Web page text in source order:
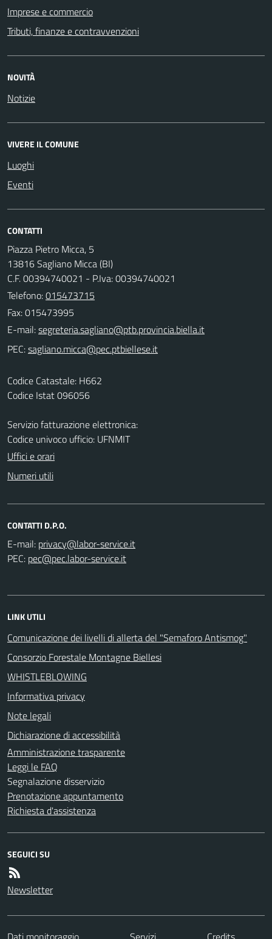
Imprese e commercio
Tributi, finanze e contravvenzioni
NOVITÀ
Notizie
VIVERE IL COMUNE
Luoghi
Eventi
CONTATTI
Piazza Pietro Micca, 5
13816 Sagliano Micca (BI)
C.F. 00394740021 - P.Iva: 00394740021
Telefono:015473715
Fax: 015473995
E-mail:
PEC:
Codice Catastale: H662
Codice Istat 096056
Servizio fatturazione elettronica:
Codice univoco ufficio: UFNMIT
Uffici e orari
Numeri utili
CONTATTI D.P.O.
E-mail:
PEC:
LINK UTILI
Comunicazione dei livelli di allerta del "Semaforo Antismog"
Consorzio Forestale Montagne Biellesi
WHISTLEBLOWING
Informativa privacy
Note legali
Dichiarazione di accessibilità
Amministrazione trasparente
Leggi le FAQ
Segnalazione disservizio
Prenotazione appuntamento
Richiesta d'assistenza
SEGUICI SU
Newsletter